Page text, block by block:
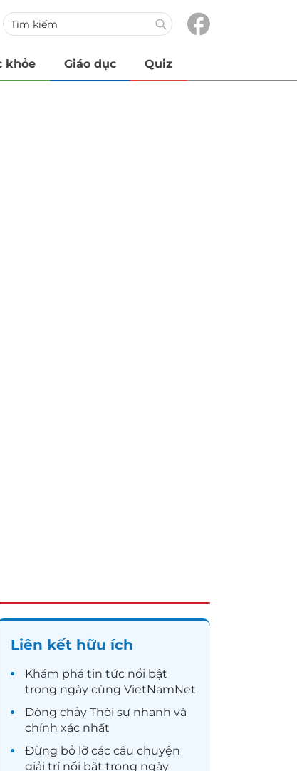
khỏe Giáo dục Quiz
Liên kết hữu ích
Khám phá tin tức nổi bật
trong ngày cùng VietNamNet
Dòng chảy Thời sự nhanh và
chính xác nhất
Đừng bỏ lỡ các câu chuyện
giải trínổi bật trong ngày